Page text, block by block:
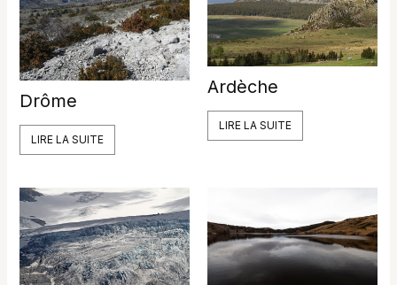
Drôme
LIRE LA SUITE
Ardèche
LIRE LA SUITE